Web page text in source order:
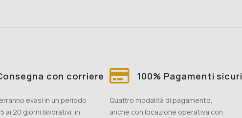
con corriere
evasi in un periodo
ai 20 giorni lavorativi, in
100% Pagamenti sicuri
Quattro modalità di pagamento,
anche con locazione operativa con